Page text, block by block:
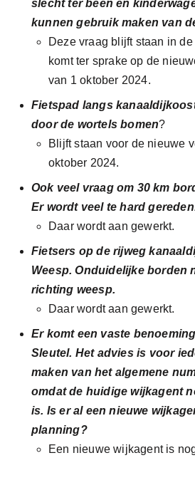
slecht ter been en
kunnen gebruik maken van
Deze vraag blijft staan in
komt ter sprake op de
van 1 oktober 2024.
Fietspad langs
door de wortels bomen?
Blijft staan voor de nieuwe
oktober 2024.
Ook veel vraag om 30 km
Er wordt veel te hard
Daar wordt aan gewerkt.
Fietsers op de rijweg
Weesp. Onduidelijke borden
richting weesp.
Daar wordt aan gewerkt.
Er komt een vaste
Sleutel. Het advies is voor
maken van het algemene
omdat de huidige wijkagent
is. Is er al een nieuwe
planning?
Een nieuwe wijkagent is